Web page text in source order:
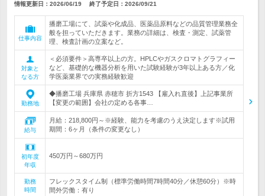
情報更新日：2026/06/19 終了予定日： 2026/09/21
仕事内容
播磨工場にて、試薬や化成品、医薬品原料などの品質管理業務全
般を担っていただきます。業務の詳細は、検査・測定、試薬管
理、検査計画の立案など。
対象と
なる方
＜必須要件＞高専卒以上の方。HPLCやガスクロマトグラフィー
など、基礎的な機器分析を用いた試験経験が3年以上ある方／化
学医薬業界での実務経験歓迎
勤務地
◆播磨工場 兵庫県 赤穂市 折方1543 【雇入れ直後】上記事業所
【変更の範囲】会社の定める各事…
給与
月給：218,800円～※経験、能力を考慮のうえ決定します※試用
期間：6ヶ月（条件の変更なし）
初年度
年収
450万円～680万円
勤務
時間
フレックスタイム制（標準労働時間7時間40分／休憩60分）※時
間外労働：有り